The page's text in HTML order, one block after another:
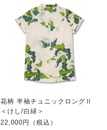
花柄 半袖チュニックロングⅡ
＜けし/白緑＞
22,000円（税込）